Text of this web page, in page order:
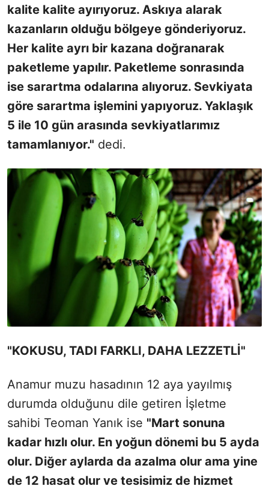
kalite kalite ayırıyoruz. Askıya alarak
kazanların olduğu bölgeye gönderiyoruz.
Her kalite ayrı bir kazana doğranarak
paketleme yapılır. Paketleme sonrasında
ise sarartma odalarına alıyoruz. Sevkiyata
göre sarartma işlemini yapıyoruz. Yaklaşık
5 ile 10 gün arasında sevkiyatlarımız
tamamlanıyor." dedi.
"KOKUSU, TADI FARKLI, DAHA LEZZETLİ"
Anamur muzu hasadının 12 aya yayılmış
durumda olduğunu dile getiren İşletme
sahibi Teoman Yanık ise "Mart sonuna
kadar hızlı olur. En yoğun dönemi bu 5 ayda
olur. Diğer aylarda da azalma olur ama yine
de 12 hasat olur ve tesisimiz de hizmet